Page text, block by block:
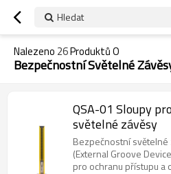
Hledat
Nalezeno 26Produktů O
Bezpečnostní Světelné
QSA-01 Sloupy
světelné závěsy
Bezpečnostní světelné
(External Groove
pro ochranu přístupu a